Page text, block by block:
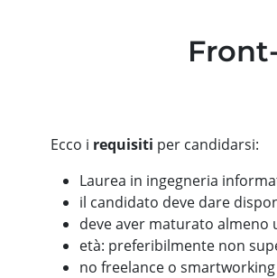
Ecco i requisiti per candidarsi:
Laurea in ingegneria
il candidato deve dare
deve aver maturato almeno
età: preferibilmente non
no freelance o